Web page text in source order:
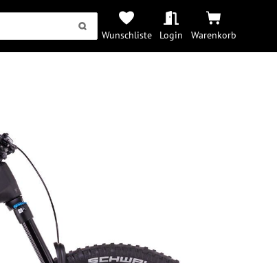
Wunschliste Login Warenkorb